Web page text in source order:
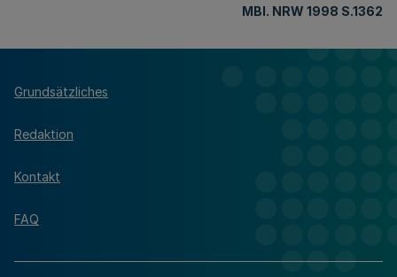
MBl. NRW 1998 S.1362
Grundsätzliches
Redaktion
Kontakt
FAQ